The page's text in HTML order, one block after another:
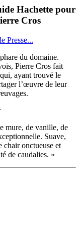
Hachette pour
Cros
Presse...
du domaine.
Pierre Cros fait
ayant trouvé le
l’œuvre de leur
mure, de vanille, de
Suave,
chair onctueuse et
de caudalies. »